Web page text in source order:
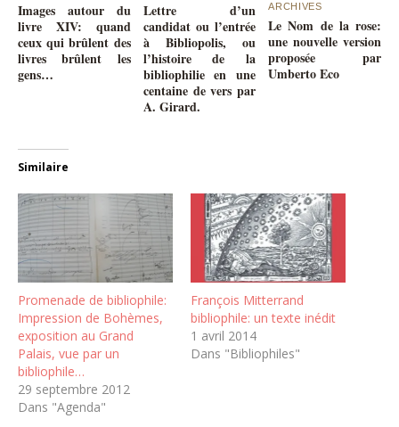
Images autour du
livre XIV: quand
ceux qui brûlent des
livres brûlent les
gens…
Lettre d’un
candidat ou l’entrée
à Bibliopolis, ou
l’histoire de la
bibliophilie en une
centaine de vers par
A. Girard.
ARCHIVES
Le Nom de la rose:
une nouvelle version
proposée par
Umberto Eco
Similaire
Promenade de bibliophile:
Impression de Bohèmes,
exposition au Grand
Palais, vue par un
bibliophile…
29 septembre 2012
Dans "Agenda"
François Mitterrand
bibliophile: un texte inédit
1 avril 2014
Dans "Bibliophiles"